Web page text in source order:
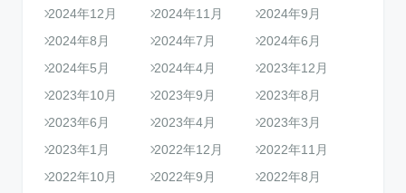
2024年12月
2024年11月
2024年9月
2024年8月
2024年7月
2024年6月
2024年5月
2024年4月
2023年12月
2023年10月
2023年9月
2023年8月
2023年6月
2023年4月
2023年3月
2023年1月
2022年12月
2022年11月
2022年10月
2022年9月
2022年8月